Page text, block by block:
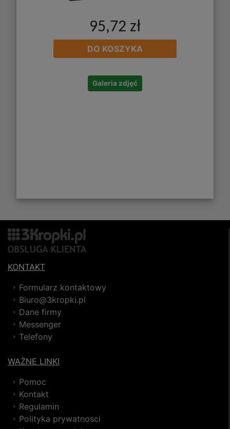
95,72 zł
DO KOSZYKA
Galeria zdjęć
KONTAKT
Formularz kontaktowy
Biuro@3kropki.pl
Dane firmy
Messenger
Telefony
WAŻNE LINKI
Pomoc
Kontakt
Regulamin
Polityka prywatnosci